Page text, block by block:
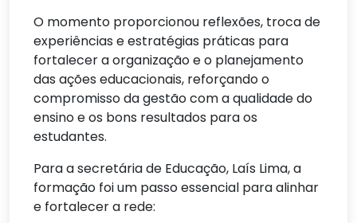
O momento proporcionou reflexões, troca de
experiências e estratégias práticas para
fortalecer a organização e o planejamento
das ações educacionais, reforçando o
compromisso da gestão com a qualidade do
ensino e os bons resultados para os
estudantes.
Para a secretária de Educação, Laís Lima, a
formação foi um passo essencial para alinhar
e fortalecer a rede: